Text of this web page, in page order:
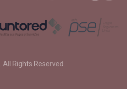
. All Rights Reserved.